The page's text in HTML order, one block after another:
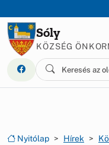
Sóly
KÖZSÉG
Nyitólap Hírek